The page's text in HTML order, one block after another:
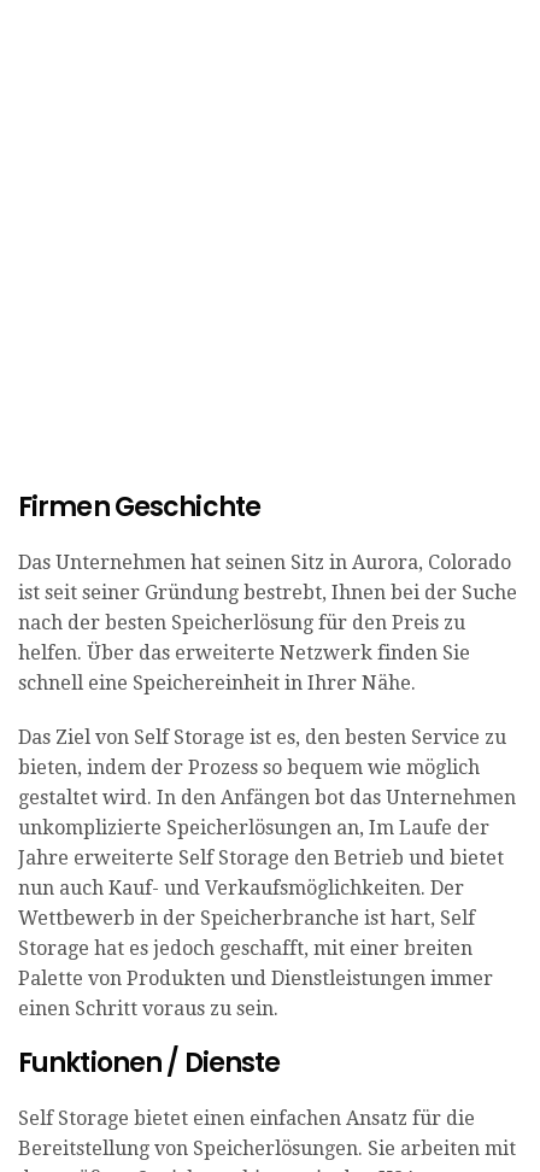
Firmen Geschichte
Das Unternehmen hat seinen Sitz in Aurora, Colorado
ist seit seiner Gründung bestrebt, Ihnen bei der Suche
nach der besten Speicherlösung für den Preis zu
helfen. Über das erweiterte Netzwerk finden Sie
schnell eine Speichereinheit in Ihrer Nähe.
Das Ziel von Self Storage ist es, den besten Service zu
bieten, indem der Prozess so bequem wie möglich
gestaltet wird. In den Anfängen bot das Unternehmen
unkomplizierte Speicherlösungen an, Im Laufe der
Jahre erweiterte Self Storage den Betrieb und bietet
nun auch Kauf- und Verkaufsmöglichkeiten. Der
Wettbewerb in der Speicherbranche ist hart, Self
Storage hat es jedoch geschafft, mit einer breiten
Palette von Produkten und Dienstleistungen immer
einen Schritt voraus zu sein.
Funktionen / Dienste
Self Storage bietet einen einfachen Ansatz für die
Bereitstellung von Speicherlösungen. Sie arbeiten mit